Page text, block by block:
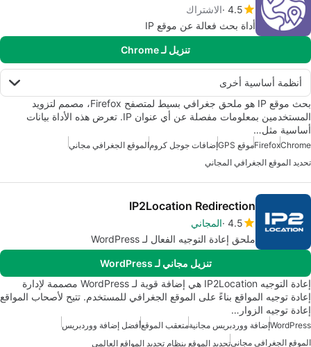
4.5 الاشتراك
أداة بحث فعالة عن موقع IP
تنزيل لـ Chrome
أنظمة أساسية أخرى
بحث موقع IP هو ملحق جغرافي بسيط لمتصفح Firefox، مصمم لتزويد
المستخدمين بمعلومات مفصلة عن أي عنوان IP. تعرض هذه الأداة بيانات
أساسية مثل…
Chrome
Firefoxموقع GPS إضافات جوجل كرومالموقع الجغرافي مجاني
تحديد الموقع الجغرافي المجاني
IP2Location Redirection
4.5 المجاني
ملحق إعادة التوجيه الفعال لـ WordPress
تنزيل مجاني لـ WordPress
إعادة التوجيه IP2Location هي إضافة قوية لـ WordPress مصممة لإدارة
إعادة توجيه المواقع بناءً على الموقع الجغرافي للمستخدم. تتيح لأصحاب المواقع
إعادة توجيه الزوار…
WordPressإضافة ووردبريس مجانيةمتعقب الموقعأفضل إضافة ووردبريس
الموقع الجغرافي مجانيتحديد الموقع بنظام تحديد المواقع العالمي